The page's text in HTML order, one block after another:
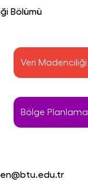
Bölümü
Veri Madenciliği
Bölge Planlama